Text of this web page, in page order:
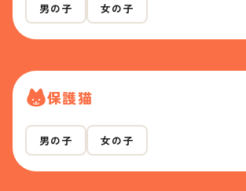
男の子 女の子
保護猫
男の子 女の子